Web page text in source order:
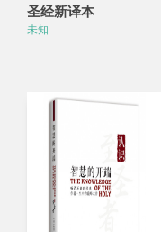
圣经新译本
未知